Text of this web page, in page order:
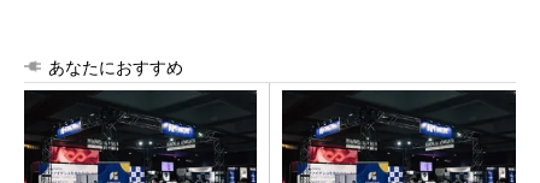
あなたにおすすめ